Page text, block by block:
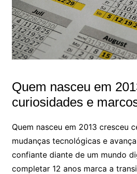
Quem nasceu em
curiosidades e
Quem nasceu em 2013 cresceu
mudanças tecnológicas e
confiante diante de um mundo
completar 12 anos marca a